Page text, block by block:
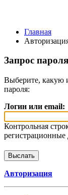
Главная
Запрос пароля
Выберите, какую
пароля:
Логин или email:
Контрольная
Авторизация